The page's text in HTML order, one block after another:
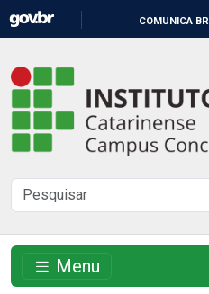
CONTEÚDO
COMUNICA BR
Instituto
Federal
Catarinense
-
Campus
Concórdia
Buscar
no
site
Menu